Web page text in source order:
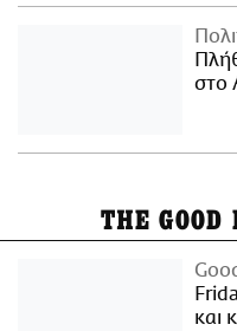
στο
THE GOOD
και